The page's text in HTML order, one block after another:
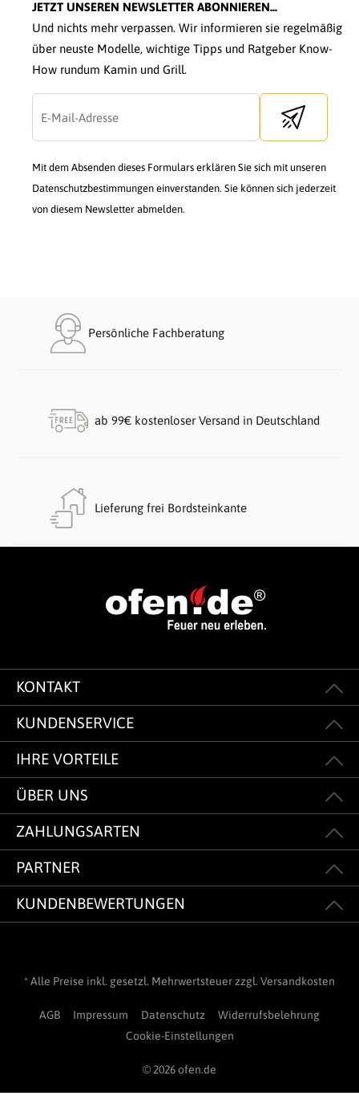
JETZT UNSEREN NEWSLETTER ABONNIEREN...
Und nichts mehr verpassen. Wir informieren sie regelmäßig
über neuste Modelle, wichtige Tipps und Ratgeber Know-
How rundum Kamin und Grill.
Send
Mit dem Absenden dieses Formulars erklären Sie sich mit unseren
Datenschutzbestimmungen einverstanden. Sie können sich jederzeit
von diesem Newsletter abmelden.
Persönliche Fachberatung
ab 99€ kostenloser Versand in Deutschland
Lieferung frei Bordsteinkante
KONTAKT
KUNDENSERVICE
IHRE VORTEILE
ÜBER UNS
ZAHLUNGSARTEN
PARTNER
KUNDENBEWERTUNGEN
* Alle Preise inkl. gesetzl. Mehrwertsteuer zzgl. Versandkosten
AGB Impressum Datenschutz
Widerrufsbelehrung
Cookie-Einstellungen
© 2026 ofen.de